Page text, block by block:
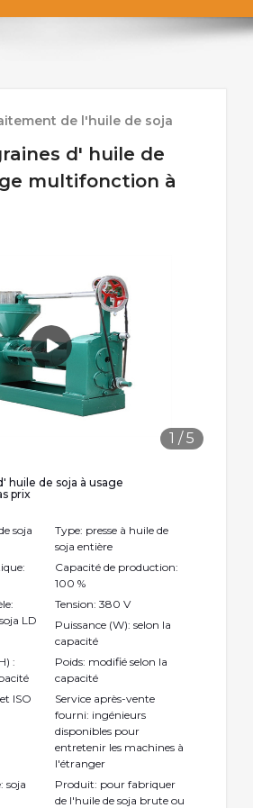
de l'huile de soja
d' huile de
multifonction à
1 /5
huile de soja à usage
prix
soja
Type: presse à huile de
soja entière
Capacité de production:
100 %
LD
Tension: 380 V
Puissance (W): selon la
capacité
:
Poids: modifié selon la
capacité
ISO
Service après-vente
fourni: ingénieurs
disponibles pour
entretenir les machines à
l'étranger
soja
Produit: pour fabriquer
de l'huile de soja brute ou